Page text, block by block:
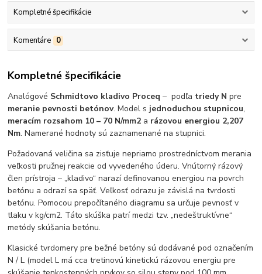
Kompletné špecifikácie
Komentáre 0
Kompletné špecifikácie
Analógové Schmidtovo kladivo Proceq – podľa triedy Npre
meranie pevnosti betónov. Model s jednoduchou stupnicou,
meracím rozsahom 10 – 70 N/mm2 a rázovou energiou 2,207
Nm. Namerané hodnoty sú zaznamenané na stupnici.
Požadovaná veličina sa zisťuje nepriamo prostredníctvom merania
veľkosti pružnej reakcie od vyvedeného úderu. Vnútorný rázový
člen prístroja – „kladivo“ narazí definovanou energiou na povrch
betónu a odrazí sa späť. Veľkosť odrazu je závislá na tvrdosti
betónu. Pomocou prepočítaného diagramu sa určuje pevnosť v
tlaku v kg/cm2. Táto skúška patrí medzi tzv. „nedeštruktívne“
metódy skúšania betónu.
Klasické tvrdomery pre bežné betóny sú dodávané pod označením
N / L (model L má cca tretinovú kinetickú rázovou energiu pre